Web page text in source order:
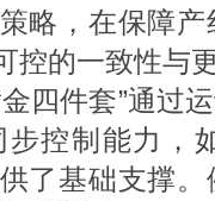
略，在保障
控的一致性与
四件套”通过
控制能力，
了基础支撑